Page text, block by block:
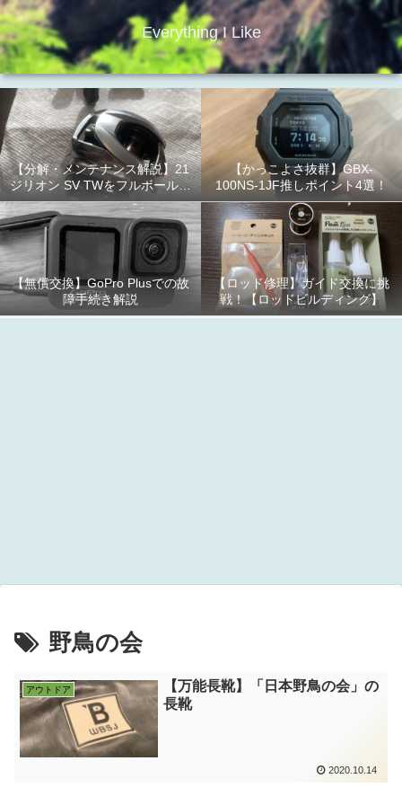
Everything I Like
【分解・メンテナンス解説】21
ジリオン SV TWをフルボールベ
アリング化！
【かっこよさ抜群】GBX-
100NS-1JF推しポイント4選！
【無償交換】GoPro Plusでの故
障手続き解説
【ロッド修理】ガイド交換に挑
戦！【ロッドビルディング】
野鳥の会
アウトドア
【万能長靴】「日本野鳥の会」の
長靴
2020.10.14